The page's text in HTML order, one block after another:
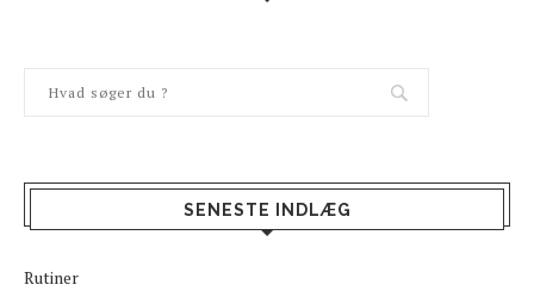
SENESTE INDLÆG
Rutiner